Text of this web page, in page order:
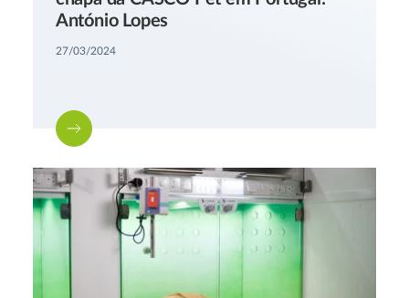
António Lopes
27/03/2024